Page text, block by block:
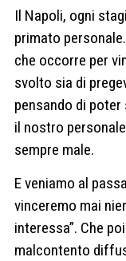
Il Napoli, ogni
primato
che occorre per
svolto sia di
pensando di
il nostro
sempre male.
E veniamo al
vinceremo mai
interessa”. Che
malcontento